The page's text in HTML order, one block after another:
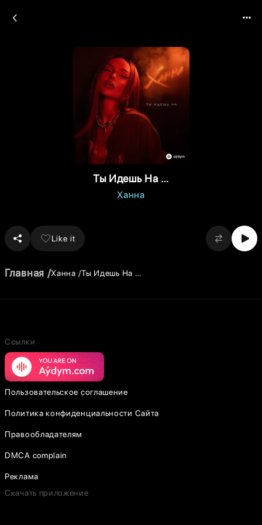
Ты Идешь На …
Ханна
Like it
Главная Ханна Ты Идешь На …
Ссылки
Пользовательское соглашение
Политика конфиденциальности Сайта
Правообладателям
DMCA complain
Реклама
Скачать приложение